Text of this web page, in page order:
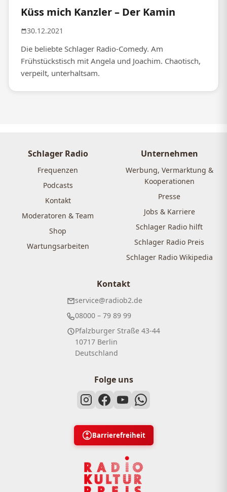
Küss mich Kanzler – Der Kamin
30.12.2021
Die beliebte Schlager Radio-Comedy. Am
Frühstückstisch mit Angela und Joachim. Chaotisch,
verpeilt, unterhaltsam.
Schlager Radio
Frequenzen
Podcasts
Kontakt
Moderatoren & Team
Shop
Wartungsarbeiten
Unternehmen
Werbung, Vermarktung &
Kooperationen
Presse
Jobs & Karriere
Schlager Radio hilft
Schlager Radio Preis
Schlager Radio Wikipedia
Kontakt
service@radiob2.de
08000 – 79 89 99
Pfalzburger Straße 43-44
10717 Berlin
Deutschland
Folge uns
Barrierefreiheit